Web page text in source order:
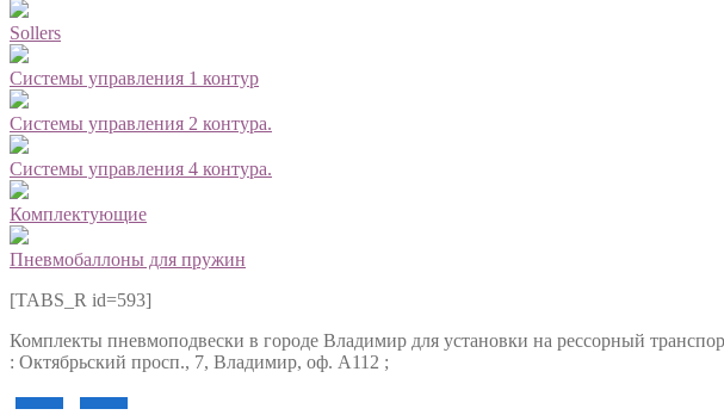
Sollers
Системы управления 1 контур
Системы управления 2 контура.
Системы управления 4 контура.
Комплектующие
Пневмобаллоны для пружин
[TABS_R id=593]
Комплекты пневмоподвески в городе Владимир для установки на рессорный
: Октябрьский просп., 7, Владимир, оф. А112 ;